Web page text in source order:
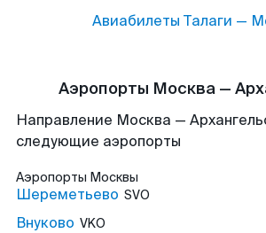
Авиабилеты Талаги —
Аэропорты Москва —
Направление Москва —
следующие аэропорты
Аэропорты Москвы
Шереметьево SVO
Внуково VKO